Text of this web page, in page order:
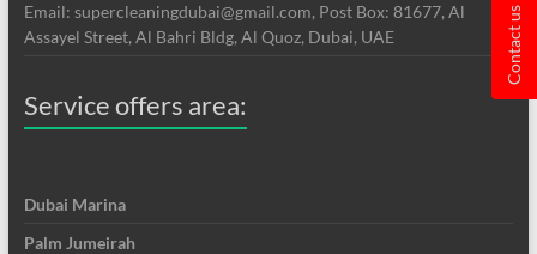
Email: supercleaningdubai@gmail.com, Post Box: 81677, Al
Assayel Street, Al Bahri Bldg, Al Quoz, Dubai, UAE
Service offers area:
Dubai Marina
Palm Jumeirah
Contact us